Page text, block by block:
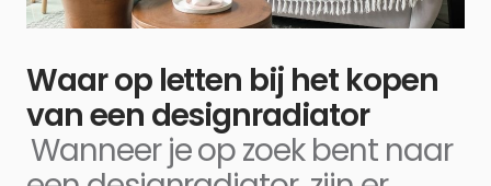
Waar op letten bij het kopen
van een designradiator
Wanneer je op zoek bent naar